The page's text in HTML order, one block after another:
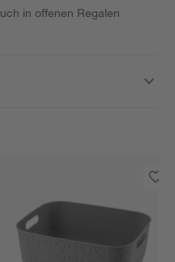
in offenen Regalen